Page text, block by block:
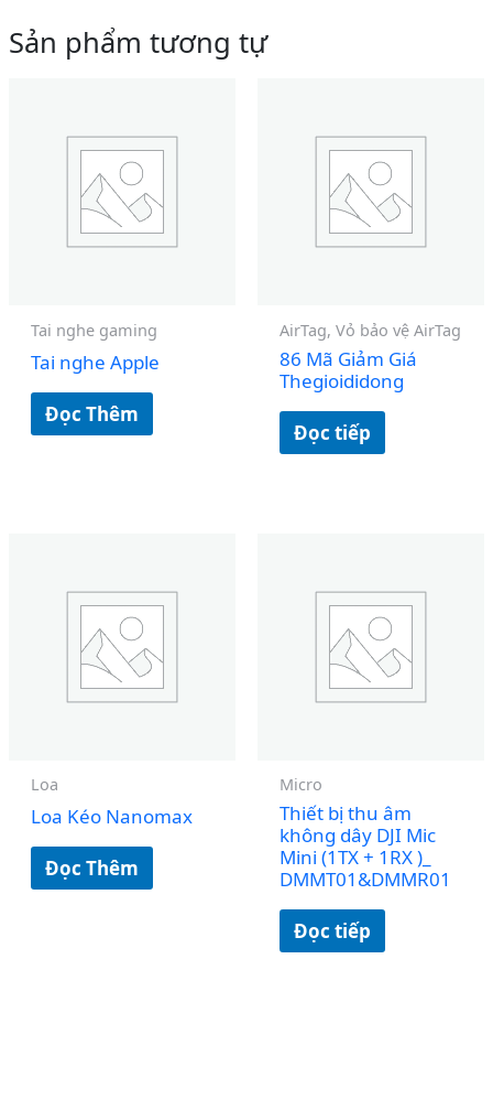
Sản phẩm tương tự
Tai nghe gaming
Tai nghe Apple
Đọc Thêm
AirTag, Vỏ bảo vệ AirTag
86 Mã Giảm Giá
Thegioididong
Đọc tiếp
Loa
Loa Kéo Nanomax
Đọc Thêm
Micro
Thiết bị thu âm
không dây DJI Mic
Mini (1TX + 1RX )_
DMMT01&DMMR01
Đọc tiếp